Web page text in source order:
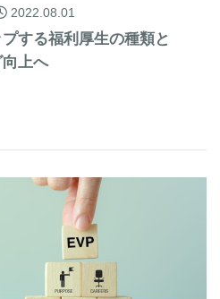
2022.08.01
する福利厚生の種類と
上へ